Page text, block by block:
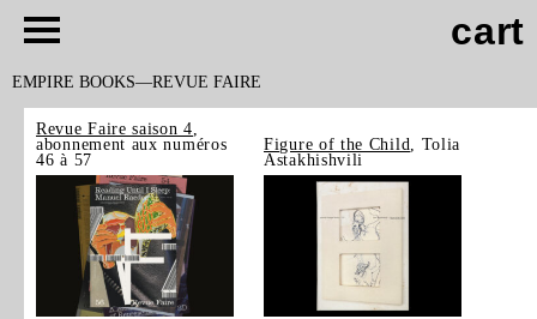
cart
EMPIRE BOOKS REVUE FAIRE
Revue Faire saison 4
abonnement aux numéros
46 à 57
Figure of the Child
, Tolia
Astakhishvili